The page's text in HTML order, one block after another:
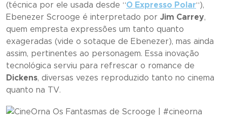
(técnica por ele usada desde “O Expresso Polar“),
Ebenezer Scrooge é interpretado por Jim Carrey,
quem empresta expressões um tanto quanto
exageradas (vide o sotaque de Ebenezer), mas ainda
assim, pertinentes ao personagem. Essa inovação
tecnológica serviu para refrescar o romance de
Dickens, diversas vezes reproduzido tanto no cinema
quanto na TV.